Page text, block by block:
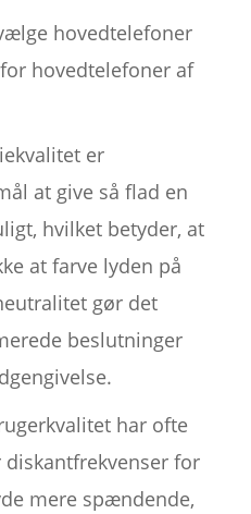
hovedtelefoner
hovedtelefoner af
er
at give så flad en
hvilket betyder, at
at farve lyden på
gør det
beslutninger
har ofte
for
mere spændende,